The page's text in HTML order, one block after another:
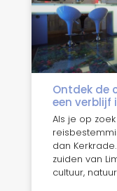
Ontdek de
een verblijf
Als je op
dan
zuiden van
cultuur,